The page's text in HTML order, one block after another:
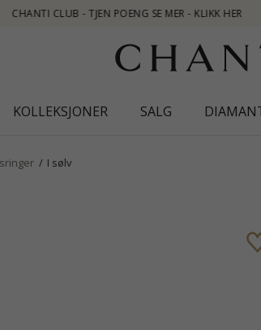
KOLLEKSJONER SALG
I sølv